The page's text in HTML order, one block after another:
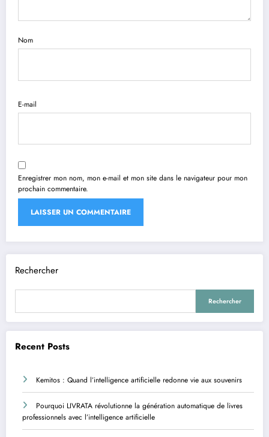
Nom
E-mail
Enregistrer mon nom, mon e-mail et mon site dans le navigateur pour mon
prochain commentaire.
Rechercher
Rechercher
Recent Posts
Kemitos : Quand l’intelligence artificielle redonne vie aux souvenirs
Pourquoi LIVRATA révolutionne la génération automatique de livres
professionnels avec l’intelligence artificielle